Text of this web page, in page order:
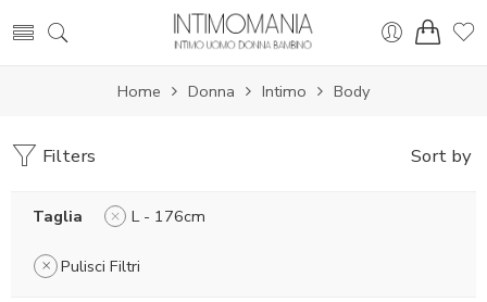
Home Donna Intimo Body
Filters Sort by
Taglia L - 176cm
Pulisci Filtri